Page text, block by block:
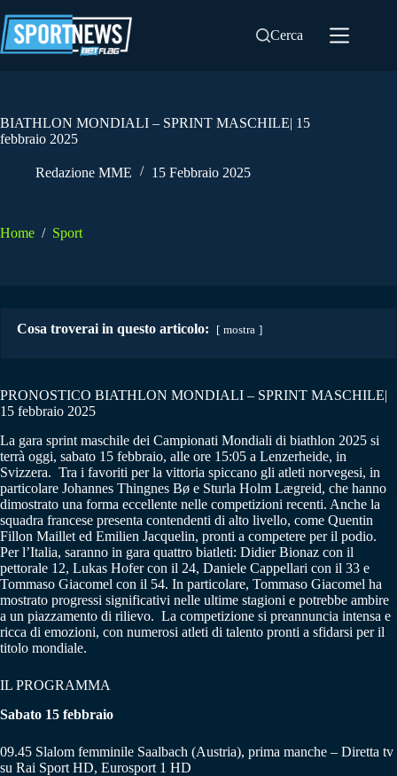
al
contenuto
Cerca
BIATHLON MONDIALI – SPRINT MASCHILE| 15
febbraio 2025
Redazione MME 15 Febbraio 2025
Home / Sport
Cosa troverai in questo articolo: mostra
PRONOSTICO BIATHLON MONDIALI – SPRINT MASCHILE|
15 febbraio 2025
La gara sprint maschile dei Campionati Mondiali di biathlon 2025 si
terrà oggi, sabato 15 febbraio, alle ore 15:05 a Lenzerheide, in
Svizzera. Tra i favoriti per la vittoria spiccano gli atleti norvegesi, in
particolare Johannes Thingnes Bø e Sturla Holm Lægreid, che hanno
dimostrato una forma eccellente nelle competizioni recenti. Anche la
squadra francese presenta contendenti di alto livello, come Quentin
Fillon Maillet ed Emilien Jacquelin, pronti a competere per il podio.
Per l’Italia, saranno in gara quattro biatleti: Didier Bionaz con il
pettorale 12, Lukas Hofer con il 24, Daniele Cappellari con il 33 e
Tommaso Giacomel con il 54. In particolare, Tommaso Giacomel ha
mostrato progressi significativi nelle ultime stagioni e potrebbe ambire
a un piazzamento di rilievo. La competizione si preannuncia intensa e
ricca di emozioni, con numerosi atleti di talento pronti a sfidarsi per il
titolo mondiale.
IL PROGRAMMA
Sabato 15 febbraio
09.45 Slalom femminile Saalbach (Austria), prima manche – Diretta tv
su Rai Sport HD, Eurosport 1 HD